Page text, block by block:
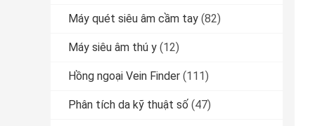
Máy quét siêu âm cầm tay (82)
Máy siêu âm thú y (12)
Hồng ngoại Vein Finder (111)
Phân tích da kỹ thuật số (47)